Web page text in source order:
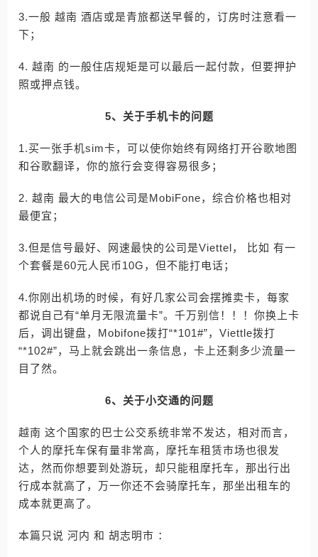
3.一般 越南 酒店或是青旅都送早餐的，订房时注意看一
下；
4. 越南 的一般住店规矩是可以最后一起付款，但要押护
照或押点钱。
5、关于手机卡的问题
1.买一张手机sim卡，可以使你始终有网络打开谷歌地图
和谷歌翻译，你的旅行会变得容易很多；
2. 越南 最大的电信公司是MobiFone，综合价格也相对
最便宜；
3.但是信号最好、网速最快的公司是Viettel， 比如 有一
个套餐是60元人民币10G，但不能打电话；
4.你刚出机场的时候，有好几家公司会摆摊卖卡，每家
都说自己有“单月无限流量卡”。千万别信！！！你换上卡
后，调出键盘，Mobifone拨打“*101#”，Viettle拨打
“*102#”，马上就会跳出一条信息，卡上还剩多少流量一
目了然。
6、关于小交通的问题
越南 这个国家的巴士公交系统非常不发达，相对而言，
个人的摩托车保有量非常高，摩托车租赁市场也很发
达，然而你想要到处游玩，却只能租摩托车，那出行出
行成本就高了，万一你还不会骑摩托车，那坐出租车的
成本就更高了。
本篇只说 河内 和 胡志明市 ：